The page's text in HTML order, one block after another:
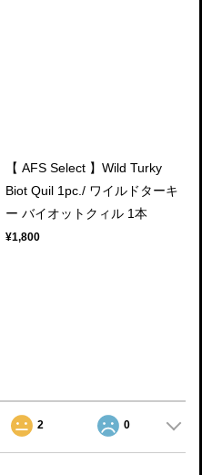
【 AFS Select 】Wild Turky
Biot Quil 1pc./ ワイルドターキ
ー バイオットクィル 1本
¥1,800
2 0